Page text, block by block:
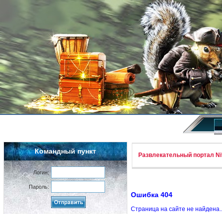
Командный пункт
Логин:
Пароль:
Развлекательный портал
Ошибка 404
Страница на сайте не